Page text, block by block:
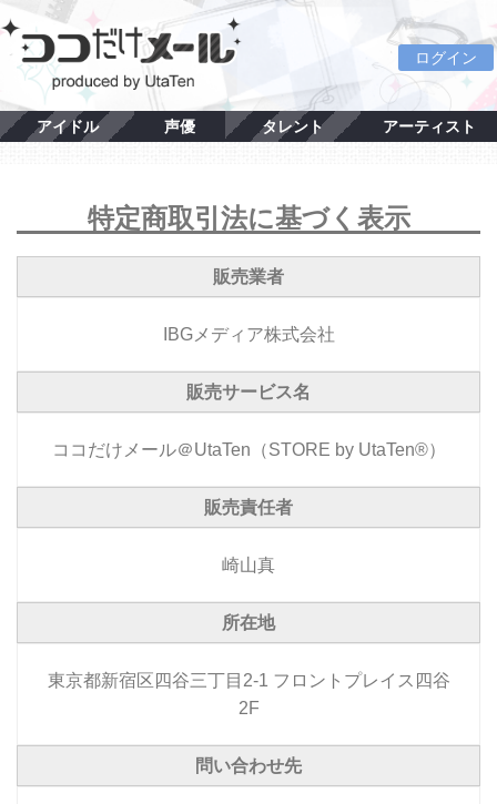
ログイン
アイドル 声優 タレント アーティスト
特定商取引法に基づく表示
販売業者
IBGメディア株式会社
販売サービス名
ココだけメール＠UtaTen（STORE by UtaTen®）
販売責任者
崎山真
所在地
東京都新宿区四谷三丁目2-1 フロントプレイス四谷
2F
問い合わせ先